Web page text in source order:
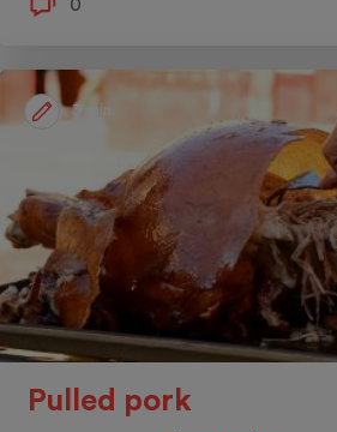
0
3 min.
Pulled pork